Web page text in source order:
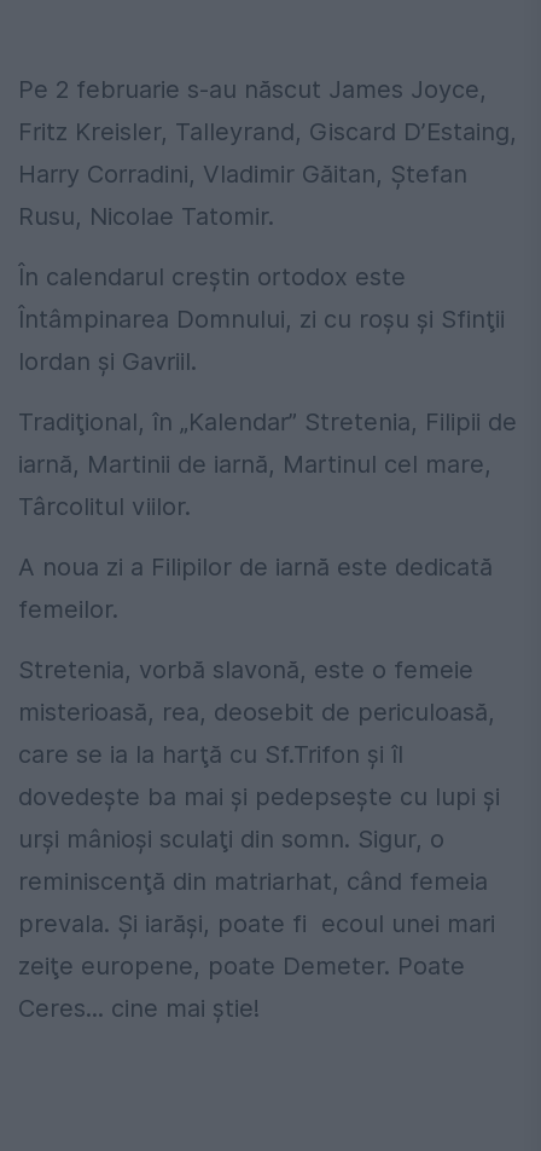
Pe 2 februarie s-au născut James Joyce,
Fritz Kreisler, Talleyrand, Giscard D’Estaing,
Harry Corradini, Vladimir Găitan, Ştefan
Rusu, Nicolae Tatomir.
În calendarul creştin ortodox este
Întâmpinarea Domnului, zi cu roşu şi Sfinţii
Iordan şi Gavriil.
Tradiţional, în „Kalendar” Stretenia, Filipii de
iarnă, Martinii de iarnă, Martinul cel mare,
Târcolitul viilor.
A noua zi a Filipilor de iarnă este dedicată
femeilor.
Stretenia, vorbă slavonă, este o femeie
misterioasă, rea, deosebit de periculoasă,
care se ia la harţă cu Sf.Trifon şi îl
dovedeşte ba mai şi pedepseşte cu lupi şi
urşi mânioşi sculaţi din somn. Sigur, o
reminiscenţă din matriarhat, când femeia
prevala. Şi iarăşi, poate fi ecoul unei mari
zeiţe europene, poate Demeter. Poate
Ceres... cine mai ştie!